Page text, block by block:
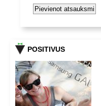
POSITIVUS